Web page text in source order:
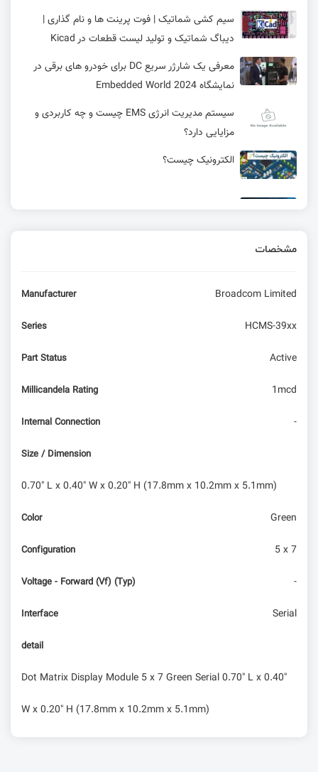
سیم کشی شماتیک | فوت پرینت ها و نام گذاری |
دیباگ شماتیک و تولید لیست قطعات در Kicad
معرفی یک شارژر سریع DC برای خودرو های برقی در
نمایشگاه Embedded World 2024
سیستم مدیریت انرژی EMS چیست و چه کاربردی و
مزایایی دارد؟
الکترونیک چیست؟
کار با ماژول تمام عیار mc60 - کار با MQTT
مشخصات
Manufacturer Broadcom Limited
Series HCMS-39xx
Part Status Active
Millicandela Rating 1mcd
Internal Connection -
Size / Dimension
0.70" L x 0.40" W x 0.20" H (17.8mm x 10.2mm x 5.1mm)
Color Green
Configuration 5 x 7
Voltage - Forward (Vf) (Typ) -
Interface Serial
detail
Dot Matrix Display Module 5 x 7 Green Serial 0.70" L x 0.40"
W x 0.20" H (17.8mm x 10.2mm x 5.1mm)